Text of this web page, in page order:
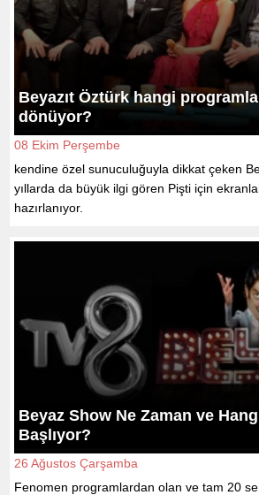
Beyazıt Öztürk hangi
dönüyor?
08 Ekim Perşembe
kendine özel sunuculuğuyla dikkat çeken
yıllarda da büyük ilgi gören Pişti için
hazırlanıyor.
Beyaz Show Ne Zaman ve
Başlıyor?
26 Ağustos Çarşamba
Fenomen programlardan olan ve tam 20